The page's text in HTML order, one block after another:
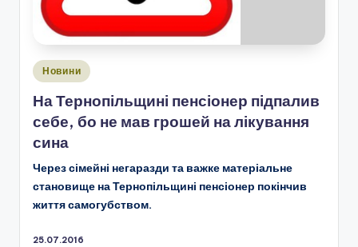
Опубліковано
Новини
На Тернопільщині пенсіонер підпалив
себе, бо не мав грошей на лікування
сина
Через сімейні негаразди та важке матеріальне
становище на Тернопільщині пенсіонер покінчив
життя самогубством.
25.07.2016